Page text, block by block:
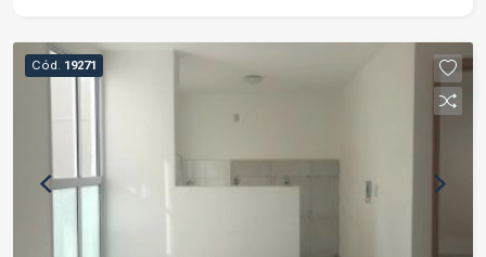
porcelanato; - 1 banheiro com box e planejado; -
Área de serviço - 1 Vaga de garagem; -
CAMPO SOCITY, SALÃO DE FESTA COM
CHURRASQUEIRA, PLAYGROUND, BICICLETARIO,
ACADEMIA AO AR LIVRE PERMITIDO ANIMAL
DOMÉSTICO.
Cód. 19271